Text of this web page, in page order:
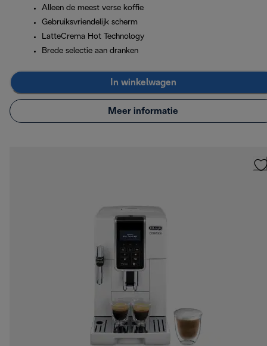
Alleen de meest verse koffie
Gebruiksvriendelijk scherm
LatteCrema Hot Technology
Brede selectie aan dranken
In winkelwagen
Meer informatie